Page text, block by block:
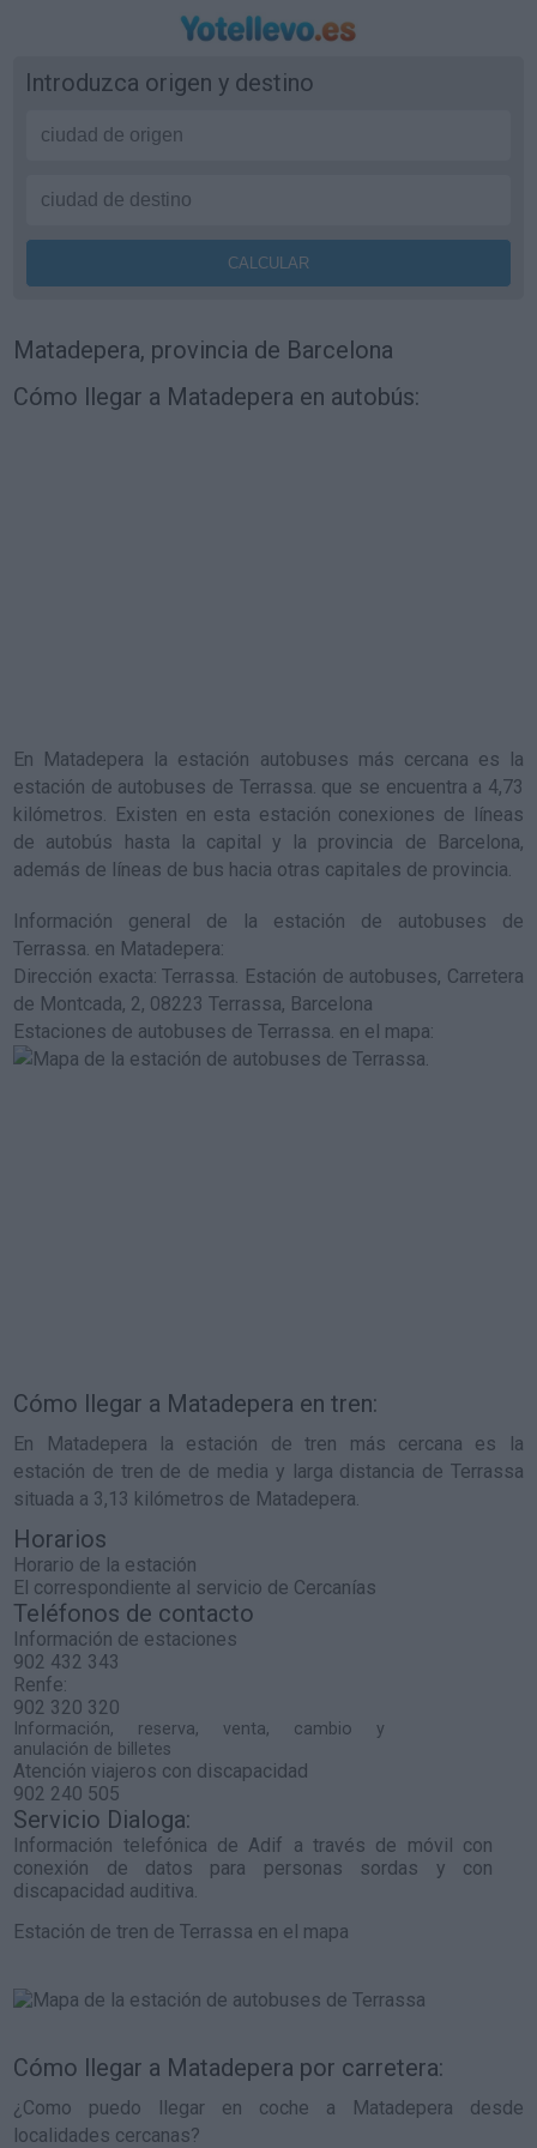
Introduzca origen y destino
Matadepera, provincia de Barcelona
Cómo llegar a Matadepera en autobús:
En Matadepera la estación autobuses más cercana es la
estación de autobuses de Terrassa. que se encuentra a 4,73
kilómetros. Existen en esta estación conexiones de líneas
de autobús hasta la capital y la provincia de Barcelona,
además de líneas de bus hacia otras capitales de provincia.
Información general de la estación de autobuses de
Terrassa. en Matadepera:
Dirección exacta: Terrassa. Estación de autobuses, Carretera
de Montcada, 2, 08223 Terrassa, Barcelona
Estaciones de autobuses de Terrassa. en el mapa:
Cómo llegar a Matadepera en tren:
En Matadepera la estación de tren más cercana es la
estación de tren de de media y larga distancia de Terrassa
situada a 3,13 kilómetros de Matadepera.
Horarios
Horario de la estación
El correspondiente al servicio de Cercanías
Teléfonos de contacto
Información de estaciones
902 432 343
Renfe:
902 320 320
Información, reserva, venta, cambio y
anulación de billetes
Atención viajeros con discapacidad
902 240 505
Servicio Dialoga:
Información telefónica de Adif a través de móvil con
conexión de datos para personas sordas y con
discapacidad auditiva.
Estación de tren de Terrassa en el mapa
Cómo llegar a Matadepera por carretera:
¿Como puedo llegar en coche a Matadepera desde
localidades cercanas?